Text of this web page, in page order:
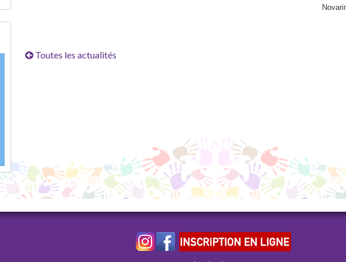
Toutes les actualités